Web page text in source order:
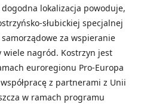
lokalizacja powoduje,
słubickiej specjalnej
za wspieranie
wiele nagród. Kostrzyn jest
euroregionu Pro-Europa
z partnerami z Unii
w ramach programu